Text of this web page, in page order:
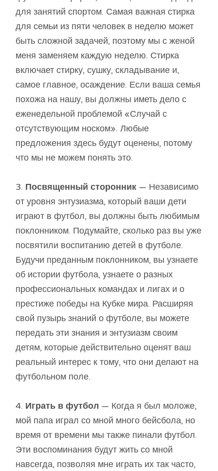
для занятий спортом. Самая важная стирка
для семьи из пяти человек в неделю может
быть сложной задачей, поэтому мы с женой
меня заменяем каждую неделю. Стирка
включает стирку, сушку, складывание и,
самое главное, осаждение. Если ваша семья
похожа на нашу, вы должны иметь дело с
еженедельной проблемой «Случай с
отсутствующим носком». Любые
предложения здесь будут оценены, потому
что мы не можем понять это.
3. Посвященный сторонник — Независимо
от уровня энтузиазма, который ваши дети
играют в футбол, вы должны быть любимым
поклонником. Подумайте, сколько раз вы уже
посвятили воспитанию детей в футболе.
Будучи преданным поклонником, вы узнаете
об истории футбола, узнаете о разных
профессиональных командах и лигах и о
престиже победы на Кубке мира. Расширяя
свой пузырь знаний о футболе, вы можете
передать эти знания и энтузиазм своим
детям, которые действительно оценят ваш
реальный интерес к тому, что они делают на
футбольном поле.
4. Играть в футбол — Когда я был моложе,
мой папа играл со мной много бейсбола, но
время от времени мы также пинали футбол.
Эти воспоминания будут жить со мной
навсегда, позволяя мне играть их так часто,